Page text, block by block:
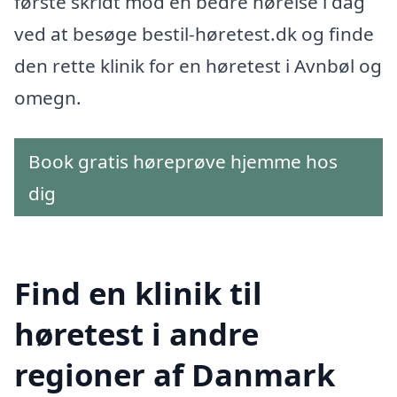
ved at besøge bestil-høretest.dk og finde
den rette klinik for en høretest i Avnbøl og
omegn.
Book gratis høreprøve hjemme hos
dig
Find en klinik til
høretest i andre
regioner af Danmark